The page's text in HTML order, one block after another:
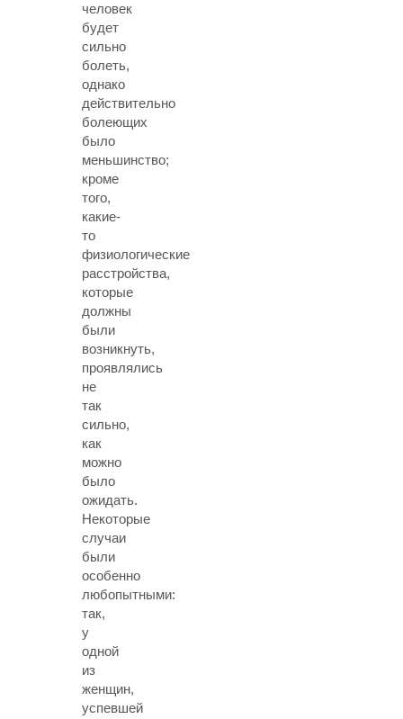
человек
будет
сильно
болеть,
однако
действительно
болеющих
было
меньшинство;
кроме
того,
какие-
то
физиологические
расстройства,
которые
должны
были
возникнуть,
проявлялись
не
так
сильно,
как
можно
было
ожидать.
Некоторые
случаи
были
особенно
любопытными:
так,
у
одной
из
женщин,
успевшей